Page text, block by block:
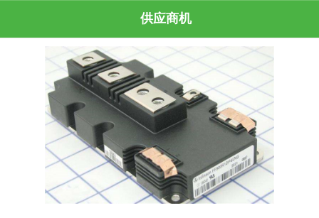
供应商机